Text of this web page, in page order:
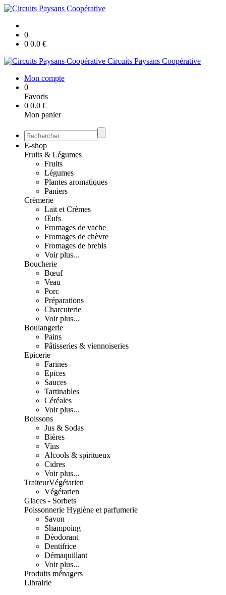
0
0 0.0 €
Circuits Paysans Coopérative
Mon compte
0
Favoris
0 0.0 €
Mon panier
E-shop
Fruits & Légumes
Fruits
Légumes
Plantes aromatiques
Paniers
Crèmerie
Lait et Crèmes
Œufs
Fromages de vache
Fromages de chèvre
Fromages de brebis
Voir plus...
Boucherie
Bœuf
Veau
Porc
Préparations
Charcuterie
Voir plus...
Boulangerie
Pains
Pâtisseries & viennoiseries
Epicerie
Farines
Epices
Sauces
Tartinables
Céréales
Voir plus...
Boissons
Jus & Sodas
Bières
Vins
Alcools & spiritueux
Cidres
Voir plus...
TraiteurVégétarien
Végétarien
Glaces - Sorbets
Poissonnerie Hygiène et parfumerie
Savon
Shampoing
Déodorant
Dentifrice
Démaquillant
Voir plus...
Produits ménagers
Librairie